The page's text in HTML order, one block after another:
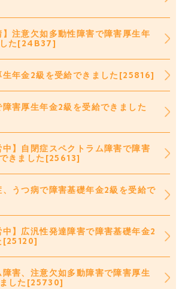
】注意欠如多動性障害で障害厚生年
た[24B37]
生年金2級を受給できました[25816]
害厚生年金2級を受給できました
中】自閉症スペクトラム障害で障害
きました[25613]
うつ病で障害基礎年金2級を受給で
中】広汎性発達障害で障害基礎年金2
[25120]
害、注意欠如多動障害で障害厚生
した[25730]